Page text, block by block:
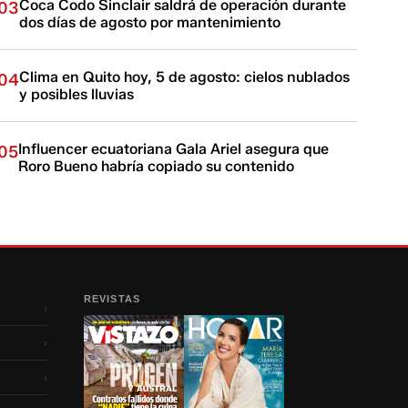
Coca Codo Sinclair saldrá de operación durante
dos días de agosto por mantenimiento
Clima en Quito hoy, 5 de agosto: cielos nublados
y posibles lluvias
Influencer ecuatoriana Gala Ariel asegura que
Roro Bueno habría copiado su contenido
›
›
›
REVISTAS